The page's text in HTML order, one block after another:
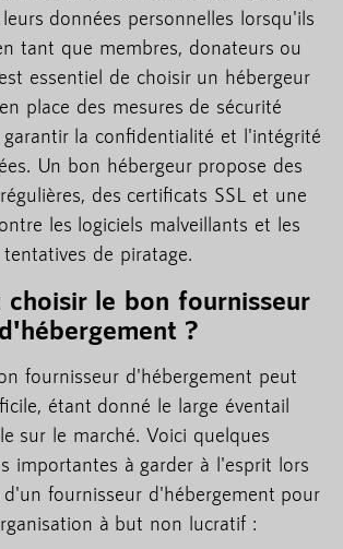
données personnelles lorsqu'ils
tant que membres, donateurs ou
essentiel de choisir un hébergeur
place des mesures de sécurité
garantir la confidentialité et l'intégrité
Un bon hébergeur propose des
des certificats SSL et une
les logiciels malveillants et les
tentatives de piratage.
choisir le bon fournisseur
d'hébergement ?
fournisseur d'hébergement peut
étant donné le large éventail
sur le marché. Voici quelques
importantes à garder à l'esprit lors
fournisseur d'hébergement pour
à but non lucratif :